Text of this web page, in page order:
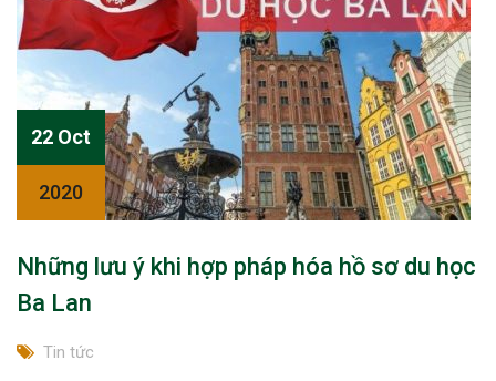
22 Oct
2020
Những lưu ý khi hợp pháp hóa hồ sơ du học
Ba Lan
Tin tức